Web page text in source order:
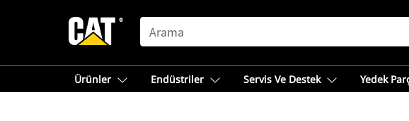
SEARCH
Ürünler Endüstriler Servis Ve Destek Yedek